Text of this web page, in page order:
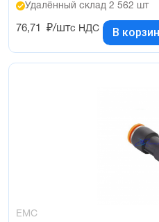
Удалённый склад 2 562 шт
76,71 ₽/штс НДС В
EMC